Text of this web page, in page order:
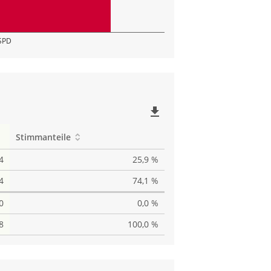
file_download
Stimmanteile
25,9 %
74,1 %
0,0 %
100,0 %